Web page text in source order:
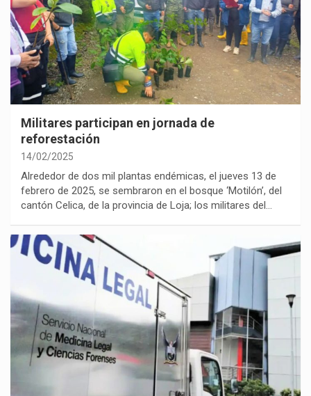
Militares participan en jornada de
reforestación
14/02/2025
Alrededor de dos mil plantas endémicas, el jueves 13 de
febrero de 2025, se sembraron en el bosque ‘Motilón’, del
cantón Celica, de la provincia de Loja; los militares del…